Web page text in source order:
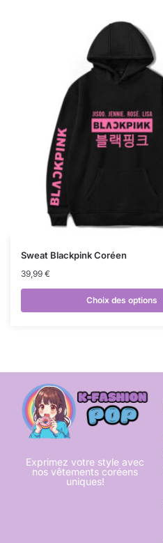
Sweat Blackpink Coréen
39,99 €
Choix des options
Exprimez votre style avec
nos vêtements coréens
uniques!